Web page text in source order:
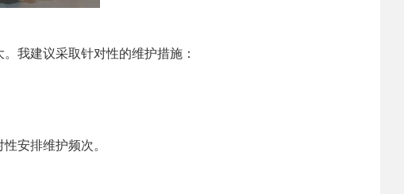
我建议采取针对性的维护措施：
安排维护频次。